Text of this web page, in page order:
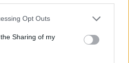
app uses one or more Google
usage behaviour. You may click to
Google and its third-party tags to
purposes in below Google
Opt Outs
Sharing of my
βενζινάδικο της Θεσσαλονίκης
– Τι είπε στην απολογία του